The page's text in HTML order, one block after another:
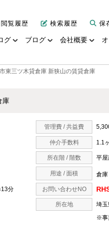
閲覧履歴 検索履歴 保
グ ブログ 会社概要
東三ツ木貸倉庫 新狭山の賃貸倉庫
庫
管理費 / 共益費
仲介手数料 1.1
所在階 / 階数 平
用途 / 面積 倉
分 お問い合わせNO
所在地
埼
※事